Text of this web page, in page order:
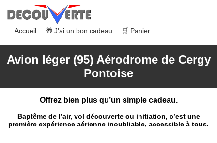
Accueil 🎁 J'ai un bon cadeau 🛒 Panier
Avion léger (95) Aérodrome de Cergy
Pontoise
Offrez bien plus qu’un simple cadeau.
Baptême de l’air, vol découverte ou initiation, c’est une
première expérience aérienne inoubliable, accessible à tous.